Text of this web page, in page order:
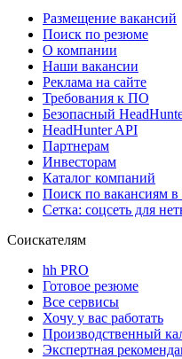
Размещение вакансий
Поиск по резюме
О компании
Наши вакансии
Реклама на сайте
Требования к ПО
Безопасный
HeadHunter API
Партнерам
Инвесторам
Каталог компаний
Поиск по вакансиям
Сетка: соцсеть для
Соискателям
hh PRO
Готовое резюме
Все сервисы
Хочу у вас работать
Производственный
Экспертная